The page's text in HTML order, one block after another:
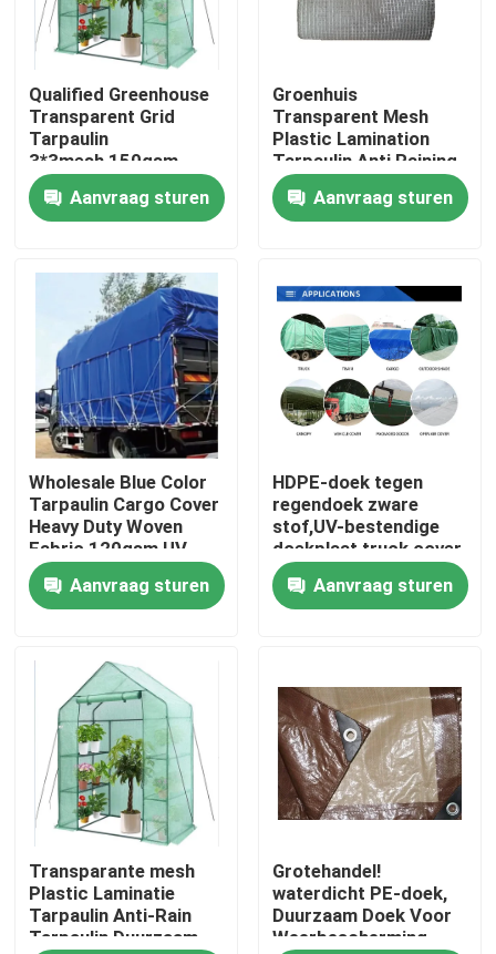
Producten
Over ons
Kwaliteitscontrole
Contacteer ons
Vraag een offerte aan
Russian website
Magnetisch gaasdeurengordijn
Venster Fly Screen
PE Netto Schaduw
Qualified Greenhouse
Transparent Grid
Tarpaulin
3*3mesh,150gsm
Warm Keep Tarpaulin
SheetAanvraag sturen
Groenhuis
Transparent Mesh
Plastic Lamination
Tarpaulin Anti Raining
Tarpaulin Heavy Duty
Mesh StofAanvraag sturen
Wholesale Blue Color
Tarpaulin Cargo Cover
Heavy Duty Woven
Fabric 120gsm,UV
Resist Garden Cover
Sheet,Pool Fabric
Aanvraag sturen
HDPE-doek tegen
regendoek zware
stof,UV-bestendige
doekplaat,truck cover
stof
Aanvraag sturen
Transparante mesh
Plastic Laminatie
Tarpaulin Anti-Rain
Tarpaulin Duurzaam
Grotehandel!
waterdicht PE-doek,
Duurzaam Doek Voor
Weerbescherming,